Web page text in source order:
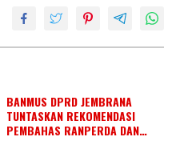
BANMUS DPRD JEMBRANA
TUNTASKAN REKOMENDASI
PEMBAHAS RANPERDA DAN